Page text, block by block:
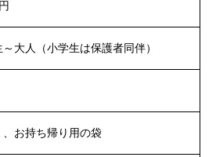
大人（小学生は保護者同伴）
、お持ち帰り用の袋